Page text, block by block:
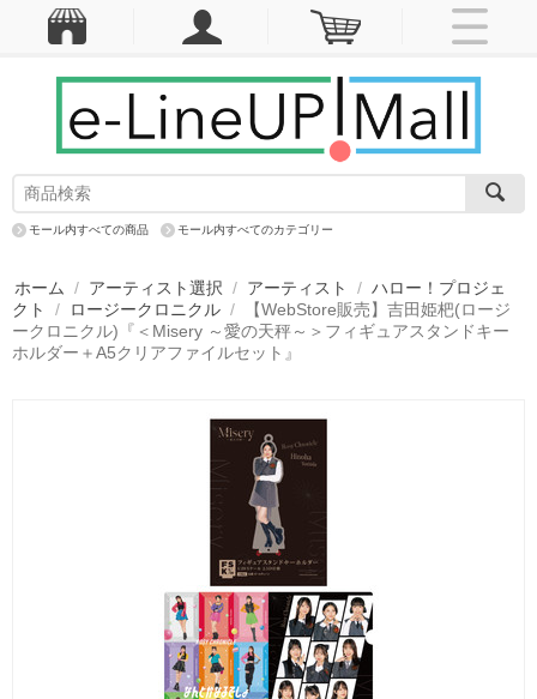
モール内すべての商品 モール内すべてのカテゴリー
ホーム / アーティスト選択 / アーティスト / ハロー！プロジェ
クト
/ ロージークロニクル /
【WebStore販売】吉田姫杷(ロージ
ークロニクル)『＜Misery ～愛の天秤～＞フィギュアスタンドキー
ホルダー＋A5クリアファイルセット』